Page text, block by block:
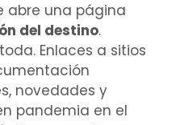
abre una página
del destino.
Enlaces a sitios
novedades y
pandemia en el